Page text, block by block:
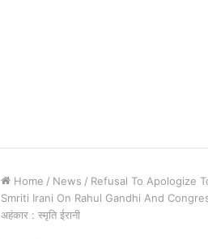
Home / News / Refusal To Apologize
Smriti Irani On Rahul Gandhi And
अहंकार : स्मृति ईरानी